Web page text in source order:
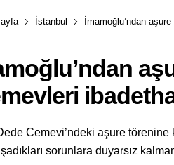
İstanbul İmamoğlu’ndan
Cemevi’ndeki aşure törenine
sorunlara duyarsız